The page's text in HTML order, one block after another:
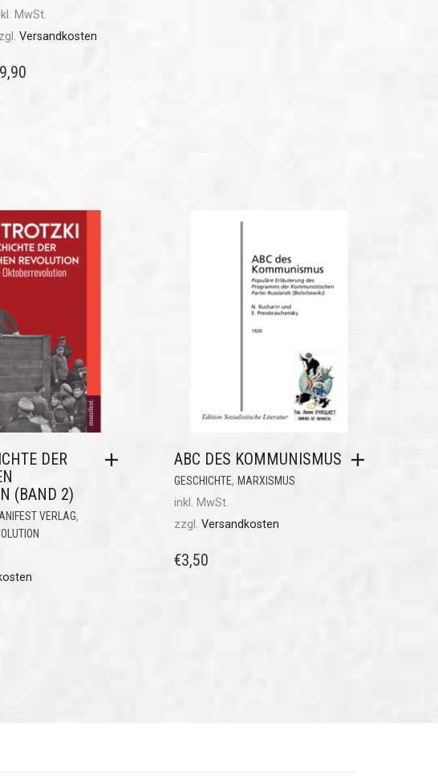
MwSt.
Versandkosten
DER
(BAND 2)
VERLAG,
ABC DES KOMMUNISMUS
GESCHICHTE, MARXISMUS
inkl. MwSt.
zzgl. Versandkosten
€3,50